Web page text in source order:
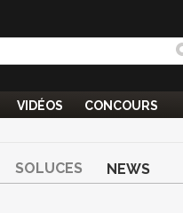
VIDÉOS CONCOURS
SOLUCES NEWS